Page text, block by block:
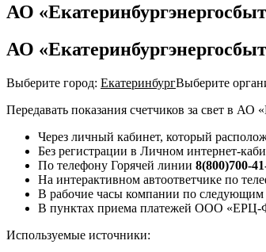
АО
АО
Выберите город: ЕкатеринбургВыберите
Передавать показания счетчиков за свет в
Через личный кабинет, который
Без регистрации в Личном интернет-
По телефону Горячей линии 8(800)700-
На интерактивном автоответчике по
В рабочие часы компании по следующим
В пунктах приема платежей ООО
Используемые источники: